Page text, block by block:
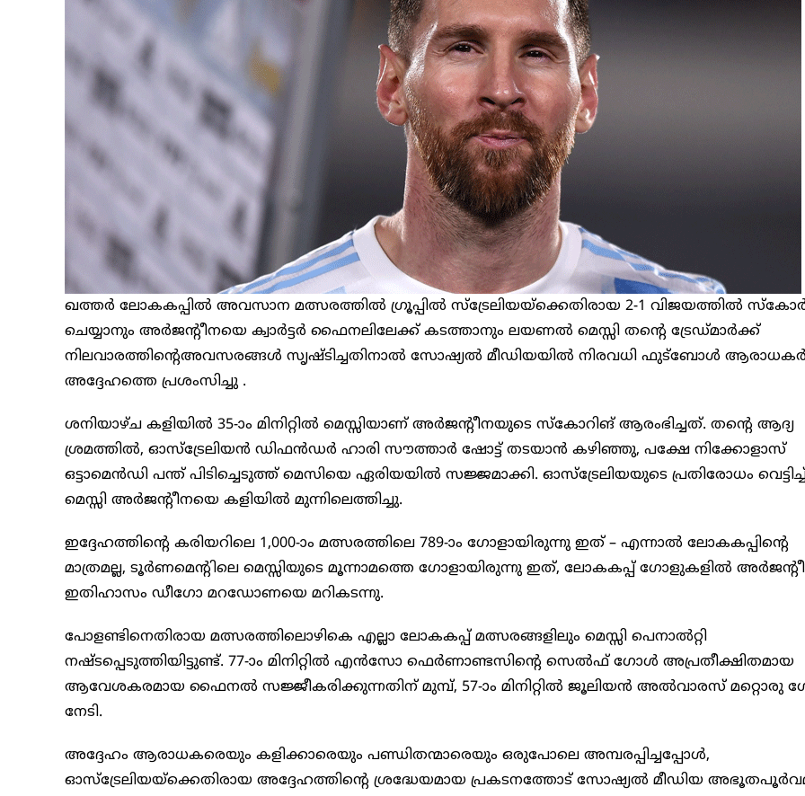
ഖത്തർ ലോകകപ്പിൽ അവസാന മത്സരത്തിൽ ഗ്രൂപ്പിൽ സ്‌ട്രേലിയയ്‌ക്കെതിരായ 2-1 വിജയത്തിൽ
ചെയ്യാനും അർജന്റീനയെ ക്വാർട്ടർ ഫൈനലിലേക്ക് കടത്താനും ലയണൽ മെസ്സി തന്റെ ട്രേഡ്‌മാർക്ക്
നിലവാരത്തിന്റെഅവസരങ്ങൾ സൃഷ്ടിച്ചതിനാൽ സോഷ്യൽ മീഡിയയിൽ നിരവധി ഫുട്‌ബോൾ ആരാധകർ
അദ്ദേഹത്തെ പ്രശംസിച്ചു .
ശനിയാഴ്ച കളിയിൽ 35-ാം മിനിറ്റിൽ മെസ്സിയാണ് അർജന്റീനയുടെ സ്‌കോറിങ് ആരംഭിച്ചത്. തന്റെ ആദ്യ
ശ്രമത്തിൽ, ഓസ്‌ട്രേലിയൻ ഡിഫൻഡർ ഹാരി സൗത്താർ ഷോട്ട് തടയാൻ കഴിഞ്ഞു, പക്ഷേ നിക്കോളാസ്
ഒട്ടാമെൻഡി പന്ത് പിടിച്ചെടുത്ത് മെസിയെ ഏരിയയിൽ സജ്ജമാക്കി. ഓസ്ട്രേലിയയുടെ പ്രതിരോധം
മെസ്സി അർജന്റീനയെ കളിയിൽ മുന്നിലെത്തിച്ചു.
ഇദ്ദേഹത്തിന്റെ കരിയറിലെ 1,000-ാം മത്സരത്തിലെ 789-ാം ഗോളായിരുന്നു ഇത് – എന്നാൽ ലോകകപ്പിന്റെ
മാത്രമല്ല, ടൂർണമെന്റിലെ മെസ്സിയുടെ മൂന്നാമത്തെ ഗോളായിരുന്നു ഇത്, ലോകകപ്പ് ഗോളുകളിൽ
ഇതിഹാസം ഡീഗോ മറഡോണയെ മറികടന്നു.
പോളണ്ടിനെതിരായ മത്സരത്തിലൊഴികെ എല്ലാ ലോകകപ്പ് മത്സരങ്ങളിലും മെസ്സി പെനാൽറ്റി
നഷ്ടപ്പെടുത്തിയിട്ടുണ്ട്. 77-ാം മിനിറ്റിൽ എൻസോ ഫെർണാണ്ടസിന്റെ സെൽഫ് ഗോൾ അപ്രതീക്ഷിതമായ
ആവേശകരമായ ഫൈനൽ സജ്ജീകരിക്കുന്നതിന് മുമ്പ്, 57-ാം മിനിറ്റിൽ ജൂലിയൻ അൽവാരസ് മറ്റൊരു
നേടി.
അദ്ദേഹം ആരാധകരെയും കളിക്കാരെയും പണ്ഡിതന്മാരെയും ഒരുപോലെ അമ്പരപ്പിച്ചപ്പോൾ,
ഓസ്‌ട്രേലിയയ്‌ക്കെതിരായ അദ്ദേഹത്തിന്റെ ശ്രദ്ധേയമായ പ്രകടനത്തോട് സോഷ്യൽ മീഡിയ